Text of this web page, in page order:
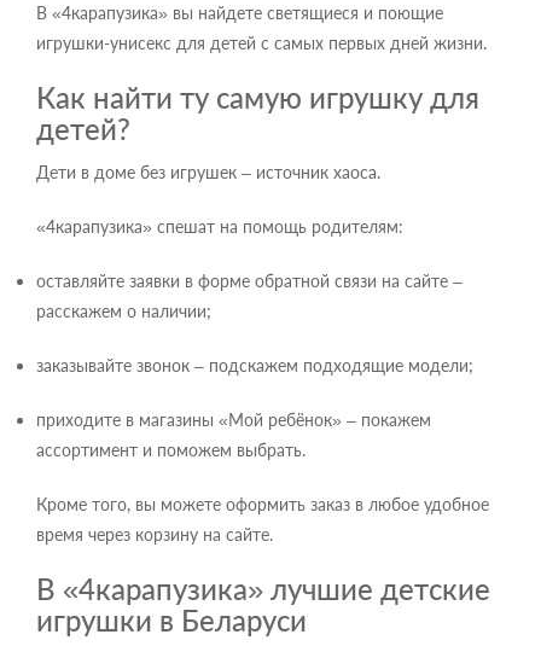
В «4карапузика» вы найдете светящиеся и поющие
игрушки-унисекс для детей с самых первых дней жизни.
Как найти ту самую игрушку для
детей?
Дети в доме без игрушек – источник хаоса.
«4карапузика» спешат на помощь родителям:
оставляйте заявки в форме обратной связи на сайте –
расскажем о наличии;
заказывайте звонок – подскажем подходящие модели;
приходите в магазины «Мой ребёнок» – покажем
ассортимент и поможем выбрать.
Кроме того, вы можете оформить заказ в любое удобное
время через корзину на сайте.
В «4карапузика» лучшие детские
игрушки в Беларуси